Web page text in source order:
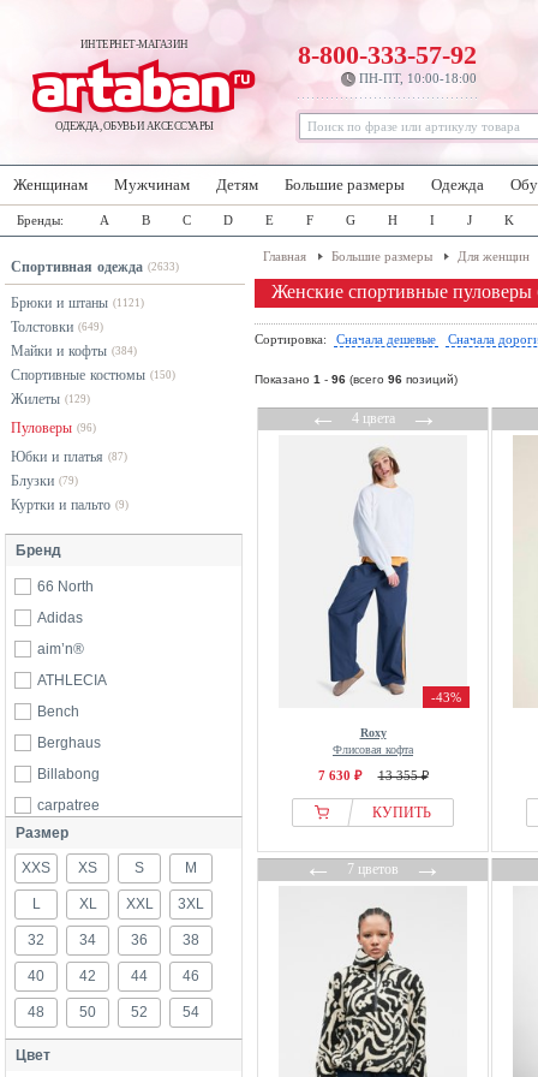
ИНТЕРНЕТ-МАГАЗИН
ОДЕЖДА, ОБУВЬ И АКСЕССУАРЫ
8-800-333-57-92
ПН-ПТ, 10:00-18:00
Женщинам Мужчинам Детям Большие размеры Одежда
Бренды: A B C D E F G H I J K
Спортивная одежда (2633)
Брюки и штаны (1121)
Толстовки (649)
Майки и кофты (384)
Спортивные костюмы (150)
Жилеты (129)
Пуловеры (96)
Юбки и платья (87)
Блузки (79)
Куртки и пальто (9)
Бренд
66 North
Adidas
aim’n®
ATHLECIA
Bench
Berghaus
Billabong
carpatree
Columbia
Dynafit
even&odd
Fjallraven
Girlfriend Collective
Helly Hansen
Houdini
Размер
XXS XS S M
L XL XXL 3XL
32 34 36 38
40 42 44 46
48 50 52 54
Цвет
Главная Большие размеры Для женщин
Женские спортивные пуловеры
Сортировка: Сначала дешевые Сначала
Показано 1 - 96 (всего 96 позиций)
←4 цвета→
-43%
Roxy
Флисовая кофта
7 630 ₽ 13 355 ₽
КУПИТЬ
←7 цветов→